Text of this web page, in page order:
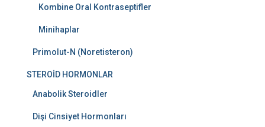
Kombine Oral Kontraseptifler
Minihaplar
Primolut-N (Noretisteron)
STEROİD HORMONLAR
Anabolik Steroidler
Dişi Cinsiyet Hormonları